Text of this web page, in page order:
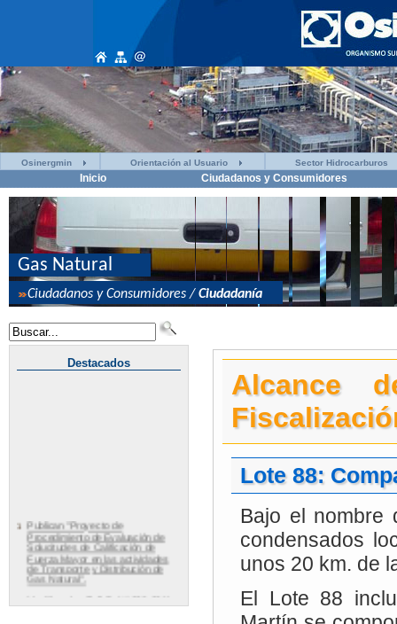
Osinergmin Orientación al Usuario Sector Hidrocarburos
Inicio Ciudadanos y Consumidores